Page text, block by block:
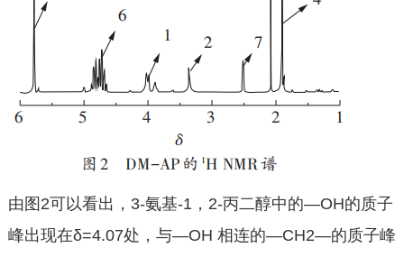
由图2可以看出，3-氨基-1，2-丙二醇中的—OH的质子
峰出现在δ=4.07处，与—OH 相连的—CH2—的质子峰